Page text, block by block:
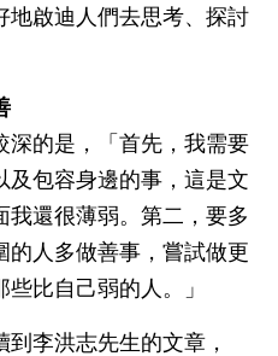
地啟迪人們去思考、探討
深的是，「首先，我需要
及包容身邊的事，這是文
我還很薄弱。第二，要多
的人多做善事，嘗試做更
比自己弱的人。」
李洪志先生的文章，